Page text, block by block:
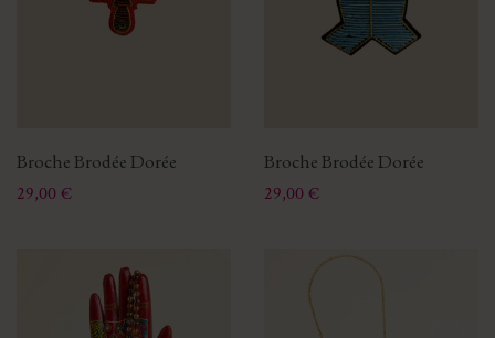
Broche Brodée Dorée
Prix
29,00 €
Broche Brodée Dorée
Prix
29,00 €